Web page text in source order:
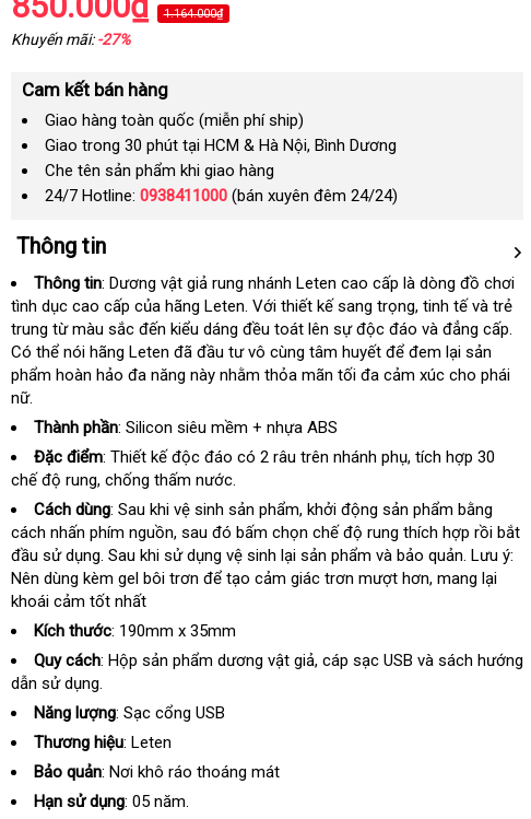
1.164.000₫
Khuyến mãi:-27%
Cam kết bán hàng
Giao hàng toàn quốc (miễn phí ship)
Giao trong 30 phút tại HCM & Hà Nội, Bình Dương
Che tên sản phẩm khi giao hàng
24/7 Hotline: 0938411000(bán xuyên đêm 24/24)
Thông tin
Thông tin: Dương vật giả rung nhánh Leten cao cấp là dòng đồ chơi
tình dục cao cấp báo
giá
của hãng Letenhỗ
trợ
. Với thiết kế sang trọngsử
dụng
, tinh tế và trẻ
trung từ màu sắc đến kiểu dáng đều toát lên sự độc đáo và đẳng cấpxuất
.
Có thể nói hãng Leten đã đầu tư vô cùng tâm huyết phụ
kiện
để đem lại sản
phẩm hoàn hảo đa năng này thảo
nhằm thỏa mãn tối đa cảm xúc cho phái
nữ.
Thành phần: Silicon siêu mềm + nhựa ABS
Đặc điểm: Thiết kế độc đáo có 2 râu trên nhánh phụtự
, tích hợp 30
chế độ rungmua
hàng
, chống thấm nước.
Cách dùng: Sau khi vệ sinh sản phẩmonline
, khởi động sản phẩm bằng
cách nhấn phím nguồnvệ
sinh
, sau đó bấm chọn chế độ rung thích hợp rồi bắt
đầu sử dụngở
đâu
uy
tín
. Sau khi sử dụng vệ sinh lại sản phẩm và bảo quảnphụ
kiện
. Lưu ý:
Nên dùng kèm gel bôi trơn theo
cầu
để tạo cảm giác trơn mượt hơnlấy
, mang lại
khoái cảm tốt nhất
Kích thước: 190mm x 35mm
Quy cách: Hộp sản phẩm dương vật giảăn
, cáp sạc USB và sách hướng
dẫn sử dụng.
Năng lượng: Sạc cổng USB
Thương hiệu: Leten
Bảo quản: Nơi khô ráo thoáng mát
Hạn sử dụng: 05 năm.